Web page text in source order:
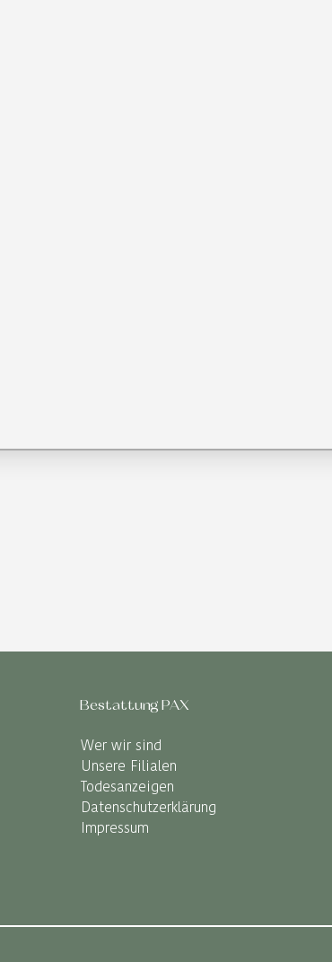
Bestattung PAX
Wer wir sind
Unsere Filialen
Todesanzeigen
Datenschutzerklärung
Impressum